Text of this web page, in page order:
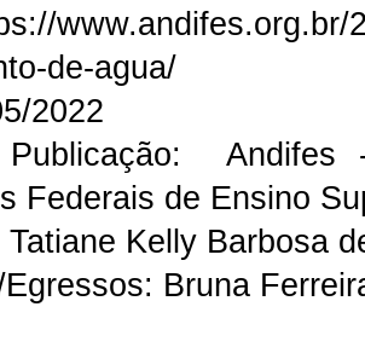
de-agua/
2022
Andifes
Federais de Ensino
Kelly Barbosa
Bruna